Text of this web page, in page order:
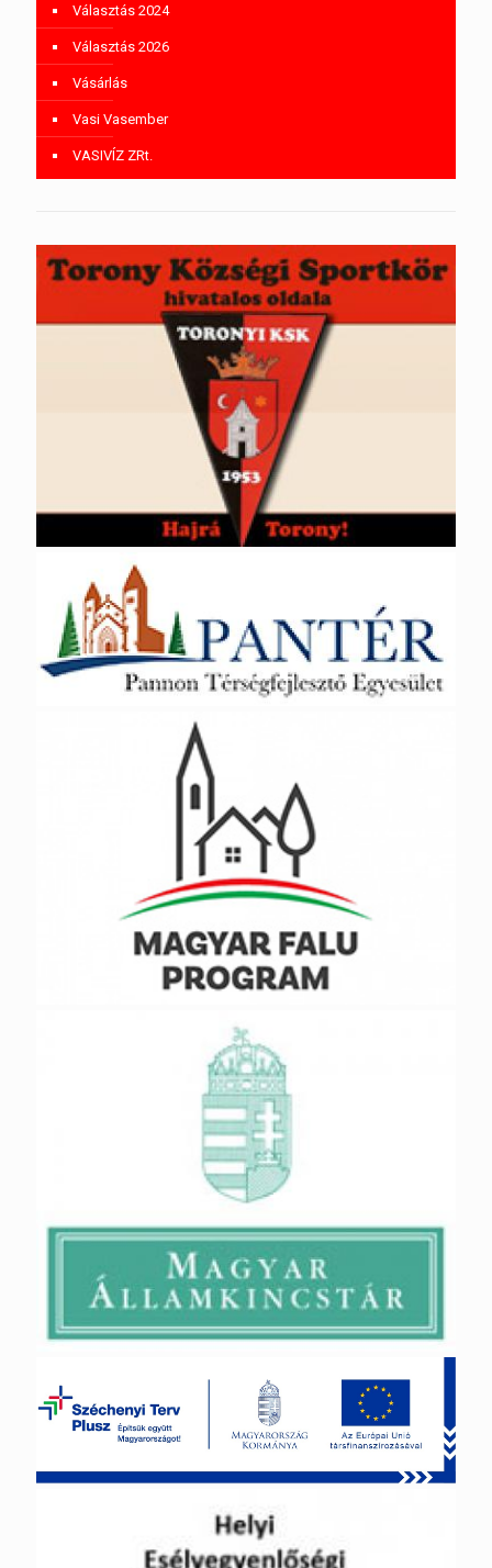
Választás 2024
Választás 2026
Vásárlás
Vasi Vasember
VASIVÍZ ZRt.